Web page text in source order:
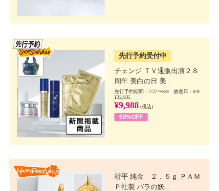
先行予約受付中
チェンジ ＴＶ通販出演２８
周年 美白の日 美...
先行予約期間：7/27〜8/8 放送日：8/9
¥32,835
¥9,988 (税込)
69%OFF
祈平 純金 ２．５ｇ ＰＡＭ
Ｐ社製 バラの妖...